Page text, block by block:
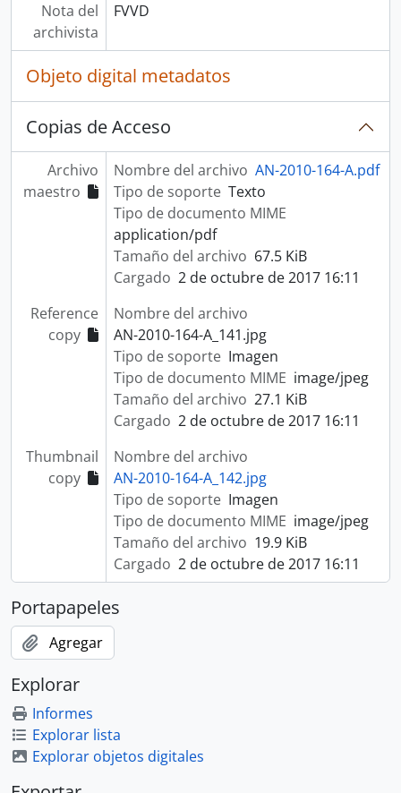
Nota del
archivista
FVVD
Objeto digital metadatos
Copias de Acceso
Archivo
maestro
Nombre del archivo AN-2010-164-A.pdf
Tipo de soporte Texto
Tipo de documento MIME
application/pdf
Tamaño del archivo 67.5 KiB
Cargado 2 de octubre de 2017 16:11
Reference
copy
Nombre del archivo
AN-2010-164-A_141.jpg
Tipo de soporte Imagen
Tipo de documento MIME image/jpeg
Tamaño del archivo 27.1 KiB
Cargado 2 de octubre de 2017 16:11
Thumbnail
copy
Nombre del archivo
AN-2010-164-A_142.jpg
Tipo de soporte Imagen
Tipo de documento MIME image/jpeg
Tamaño del archivo 19.9 KiB
Cargado 2 de octubre de 2017 16:11
Portapapeles
Agregar
Explorar
Informes
Explorar lista
Explorar objetos digitales